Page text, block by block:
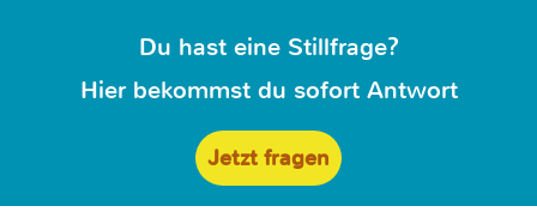
Du hast eine Stillfrage?
Hier bekommst du sofort Antwort
Jetzt fragen